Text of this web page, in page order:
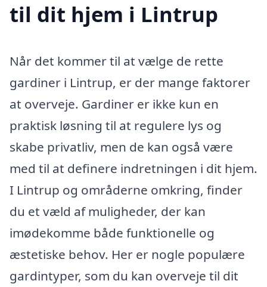
til dit hjem i Lintrup
Når det kommer til at vælge de rette
gardiner i Lintrup, er der mange faktorer
at overveje. Gardiner er ikke kun en
praktisk løsning til at regulere lys og
skabe privatliv, men de kan også være
med til at definere indretningen i dit hjem.
I Lintrup og områderne omkring, finder
du et væld af muligheder, der kan
imødekomme både funktionelle og
æstetiske behov. Her er nogle populære
gardintyper, som du kan overveje til dit